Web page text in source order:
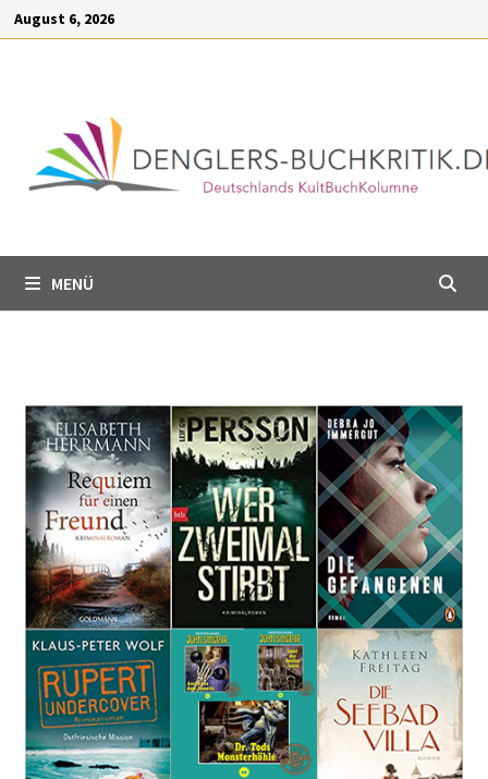
springen
August 6, 2026
MENÜ